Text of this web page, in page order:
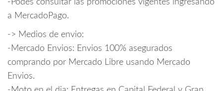
-Podes consultar las promociones vigentes ingresando
a MercadoPago.
-> Medios de envio:
-Mercado Envios: Envios 100% asegurados
comprando por Mercado Libre usando Mercado
Envios.